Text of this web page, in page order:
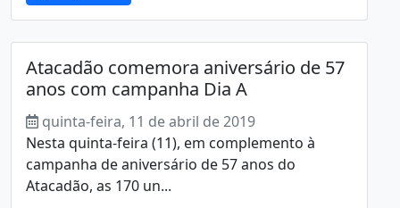
Atacadão comemora aniversário de 57
anos com campanha Dia A
quinta-feira, 11 de abril de 2019
Nesta quinta-feira (11), em complemento à
campanha de aniversário de 57 anos do
Atacadão, as 170 un...